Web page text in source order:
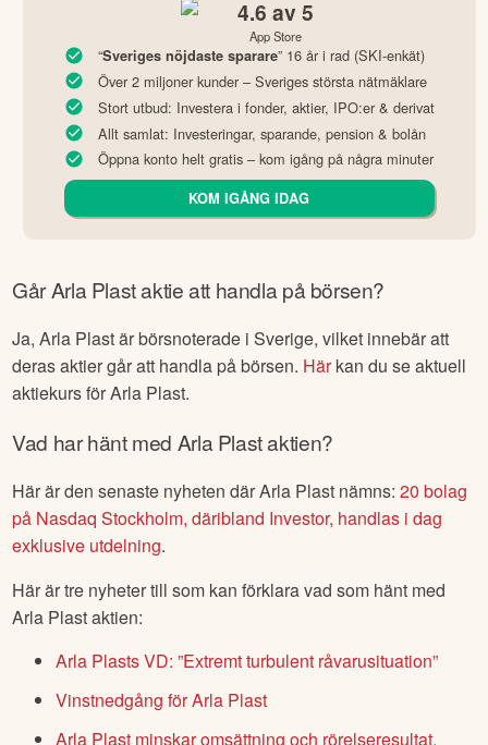
4.6 av 5
App Store
“Sveriges nöjdaste sparare” 16 år i rad (SKI-enkät)
Över 2 miljoner kunder – Sveriges största nätmäklare
Stort utbud: Investera i fonder, aktier, IPO:er & derivat
Allt samlat: Investeringar, sparande, pension & bolån
Öppna konto helt gratis – kom igång på några minuter
KOM IGÅNG IDAG
GårArla Plastaktie att handla på börsen?
Ja,Arla Plastär börsnoterade i Sverige, vilket innebär att
deras aktier går att handla på börsen. Härkan du se aktuell
aktiekurs förArla Plast.
Vad har hänt med Arla Plastaktien?
Här är den senaste nyheten därArla Plast nämns:20 bolag
på Nasdaq Stockholm, däribland Investor, handlas i dag
exklusive utdelning.
Här är tre nyheter till som kan förklara vad som hänt med
Arla Plastaktien:
Arla Plasts VD: ”Extremt turbulent råvarusituation”
Vinstnedgång för Arla Plast
Arla Plast minskar omsättning och rörelseresultat,